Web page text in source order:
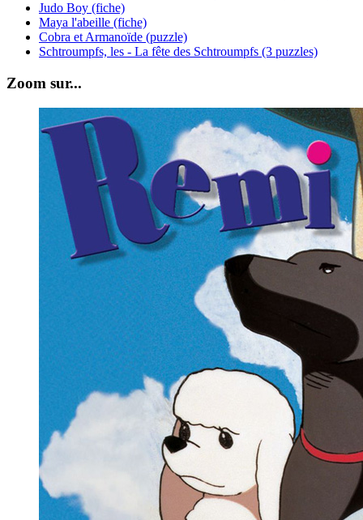
Judo Boy (fiche)
Maya l'abeille (fiche)
Cobra et Armanoïde (puzzle)
Schtroumpfs, les - La fête des Schtroumpfs (3 puzzles)
Zoom sur...